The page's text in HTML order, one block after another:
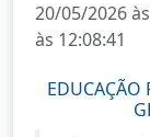
20/05/2026
às 12:08:41
EDUCAÇÃO